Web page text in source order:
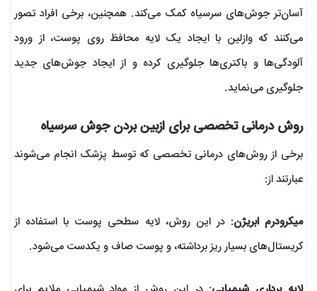
آسان‌تر جوش‌های سرسیاه کمک می‌کند. همچنین، برخی افراد تصور
می‌کنند که وازلین با ایجاد یک لایه محافظ روی پوست، از ورود
آلودگی‌ها و باکتری‌ها جلوگیری کرده و از ایجاد جوش‌های جدید
جلوگیری می‌نماید.
روش درمانی تخصصی برای ازبین بردن جوش سرسیاه
برخی از روش‌های درمانی تخصصی که توسط پزشک انجام می‌شوند
عبارتند از:
میکرودرم ابریژن: در این روش، لایه سطحی پوست با استفاده از
کریستال‌های بسیار ریز برداشته، و پوست صاف و یکدست می‌شود.